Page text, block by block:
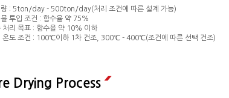
량 : 5ton/day - 500ton/day(처리 조건에 따른 설계 가능)
물 투입 조건 : 함수율 약 75%
처리 목표 : 함수율 약 10% 이하
온도 조건 : 100℃이하 1차 건조, 300℃ - 400℃(조건에 따른 선택 건조)
Drying Process